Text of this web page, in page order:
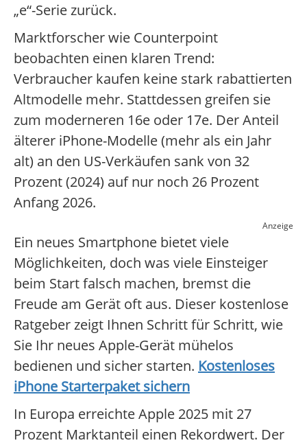
„e“-Serie zurück.
Marktforscher wie Counterpoint
beobachten einen klaren Trend:
Verbraucher kaufen keine stark rabattierten
Altmodelle mehr. Stattdessen greifen sie
zum moderneren 16e oder 17e. Der Anteil
älterer iPhone-Modelle (mehr als ein Jahr
alt) an den US-Verkäufen sank von 32
Prozent (2024) auf nur noch 26 Prozent
Anfang 2026.
Anzeige
Ein neues Smartphone bietet viele
Möglichkeiten, doch was viele Einsteiger
beim Start falsch machen, bremst die
Freude am Gerät oft aus. Dieser kostenlose
Ratgeber zeigt Ihnen Schritt für Schritt, wie
Sie Ihr neues Apple-Gerät mühelos
bedienen und sicher starten. Kostenloses
iPhone Starterpaket sichern
In Europa erreichte Apple 2025 mit 27
Prozent Marktanteil einen Rekordwert. Der